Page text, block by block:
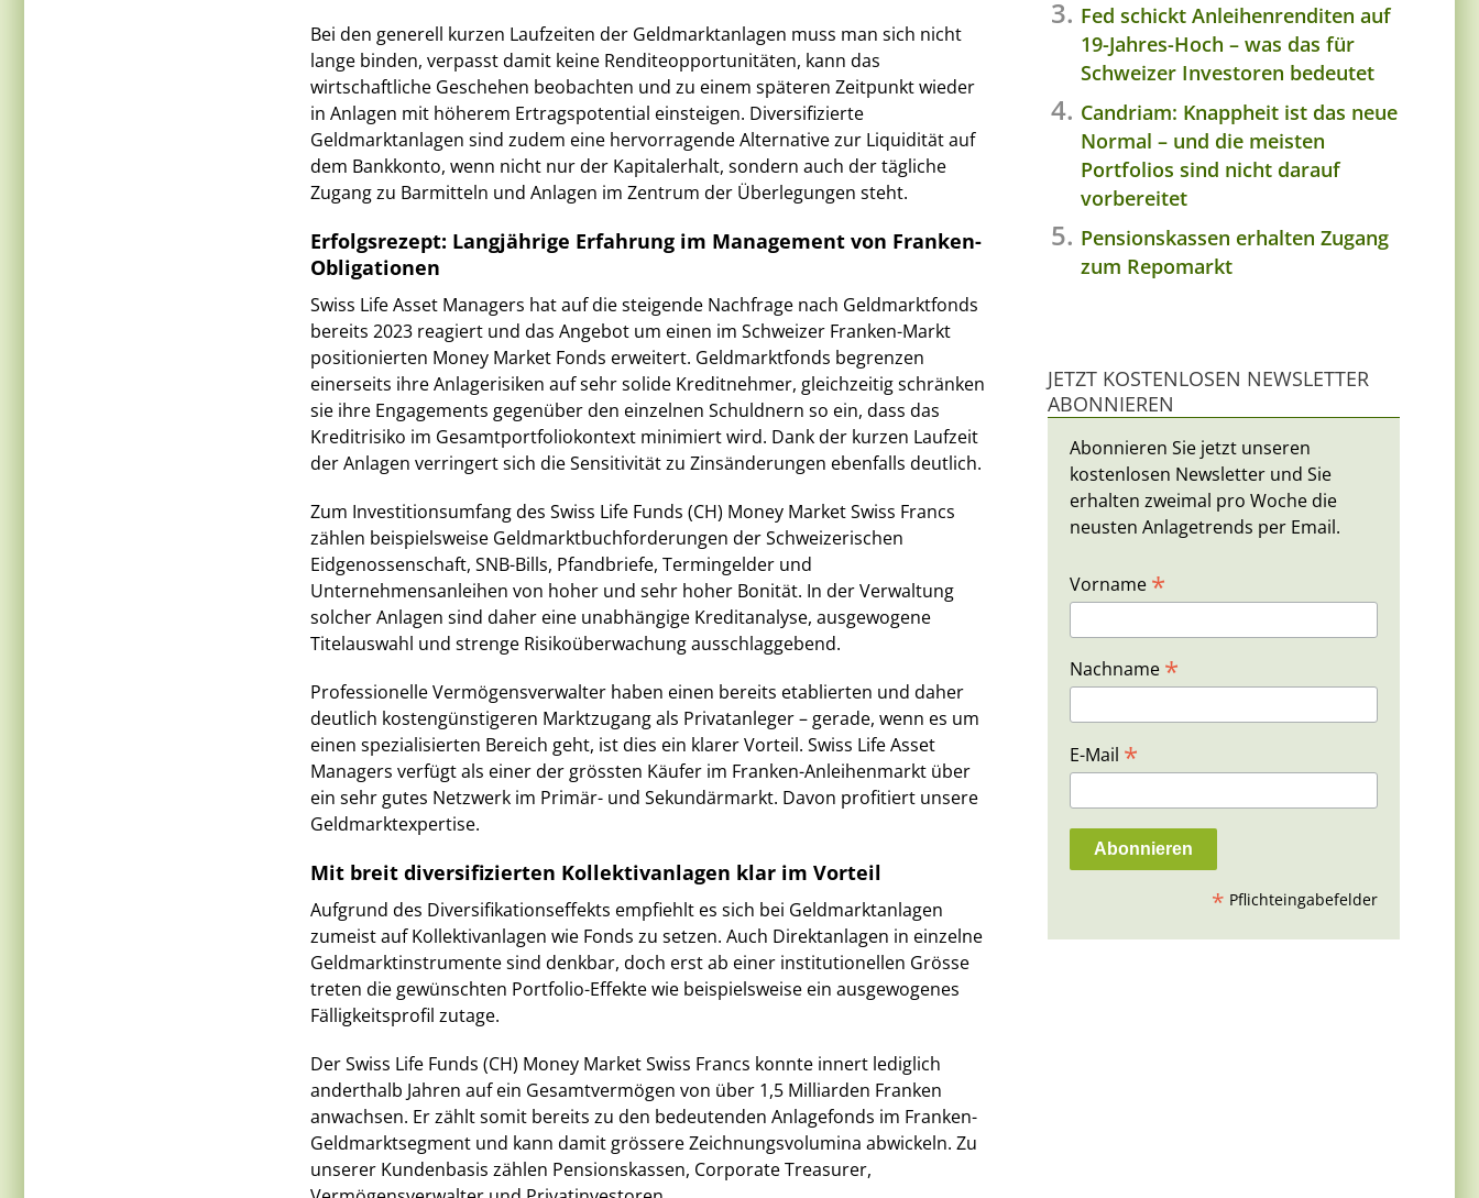
Bei den generell kurzen Laufzeiten der Geldmarktanlagen muss man sich nicht
lange binden, verpasst damit keine Renditeopportunitäten, kann das
wirtschaftliche Geschehen beobachten und zu einem späteren Zeitpunkt wieder
in Anlagen mit höherem Ertragspotential einsteigen. Diversifizierte
Geldmarktanlagen sind zudem eine hervorragende Alternative zur Liquidität auf
dem Bankkonto, wenn nicht nur der Kapitalerhalt, sondern auch der tägliche
Zugang zu Barmitteln und Anlagen im Zentrum der Überlegungen steht.
Erfolgsrezept: Langjährige Erfahrung im Management von Franken-
Obligationen
Swiss Life Asset Managers hat auf die steigende Nachfrage nach Geldmarktfonds
bereits 2023 reagiert und das Angebot um einen im Schweizer Franken-Markt
positionierten Money Market Fonds erweitert. Geldmarktfonds begrenzen
einerseits ihre Anlagerisiken auf sehr solide Kreditnehmer, gleichzeitig schränken
sie ihre Engagements gegenüber den einzelnen Schuldnern so ein, dass das
Kreditrisiko im Gesamtportfoliokontext minimiert wird. Dank der kurzen Laufzeit
der Anlagen verringert sich die Sensitivität zu Zinsänderungen ebenfalls deutlich.
Zum Investitionsumfang des Swiss Life Funds (CH) Money Market Swiss Francs
zählen beispielsweise Geldmarktbuchforderungen der Schweizerischen
Eidgenossenschaft, SNB-Bills, Pfandbriefe, Termingelder und
Unternehmensanleihen von hoher und sehr hoher Bonität. In der Verwaltung
solcher Anlagen sind daher eine unabhängige Kreditanalyse, ausgewogene
Titelauswahl und strenge Risikoüberwachung ausschlaggebend.
Professionelle Vermögensverwalter haben einen bereits etablierten und daher
deutlich kostengünstigeren Marktzugang als Privatanleger – gerade, wenn es um
einen spezialisierten Bereich geht, ist dies ein klarer Vorteil. Swiss Life Asset
Managers verfügt als einer der grössten Käufer im Franken-Anleihenmarkt über
ein sehr gutes Netzwerk im Primär- und Sekundärmarkt. Davon profitiert unsere
Geldmarktexpertise.
Mit breit diversifizierten Kollektivanlagen klar im Vorteil
Aufgrund des Diversifikationseffekts empfiehlt es sich bei Geldmarktanlagen
zumeist auf Kollektivanlagen wie Fonds zu setzen. Auch Direktanlagen in einzelne
Geldmarktinstrumente sind denkbar, doch erst ab einer institutionellen Grösse
treten die gewünschten Portfolio-Effekte wie beispielsweise ein ausgewogenes
Fälligkeitsprofil zutage.
Der Swiss Life Funds (CH) Money Market Swiss Francs konnte innert lediglich
anderthalb Jahren auf ein Gesamtvermögen von über 1,5 Milliarden Franken
anwachsen. Er zählt somit bereits zu den bedeutenden Anlagefonds im Franken-
Geldmarktsegment und kann damit grössere Zeichnungsvolumina abwickeln. Zu
unserer Kundenbasis zählen Pensionskassen, Corporate Treasurer,
Fed schickt Anleihenrenditen auf
19-Jahres-Hoch – was das für
Schweizer Investoren bedeutet
Candriam: Knappheit ist das neue
Normal – und die meisten
Portfolios sind nicht darauf
vorbereitet
Pensionskassen erhalten Zugang
zum Repomarkt
JETZT KOSTENLOSEN NEWSLETTER
ABONNIEREN
Abonnieren Sie jetzt unseren
kostenlosen Newsletter und Sie
erhalten zweimal pro Woche die
neusten Anlagetrends per Email.
Vorname *
Nachname *
E-Mail *
* Pflichteingabefelder